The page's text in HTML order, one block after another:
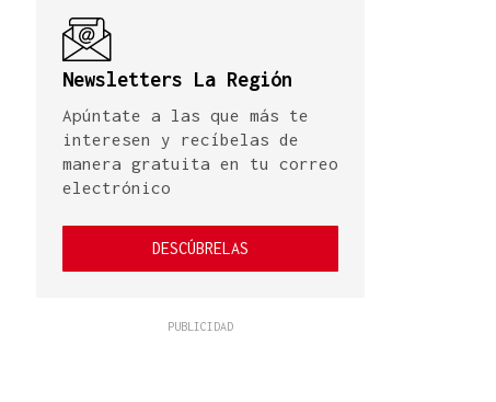
Newsletters La Región
Apúntate a las que más te
interesen y recíbelas de
manera gratuita en tu correo
electrónico
DESCÚBRELAS